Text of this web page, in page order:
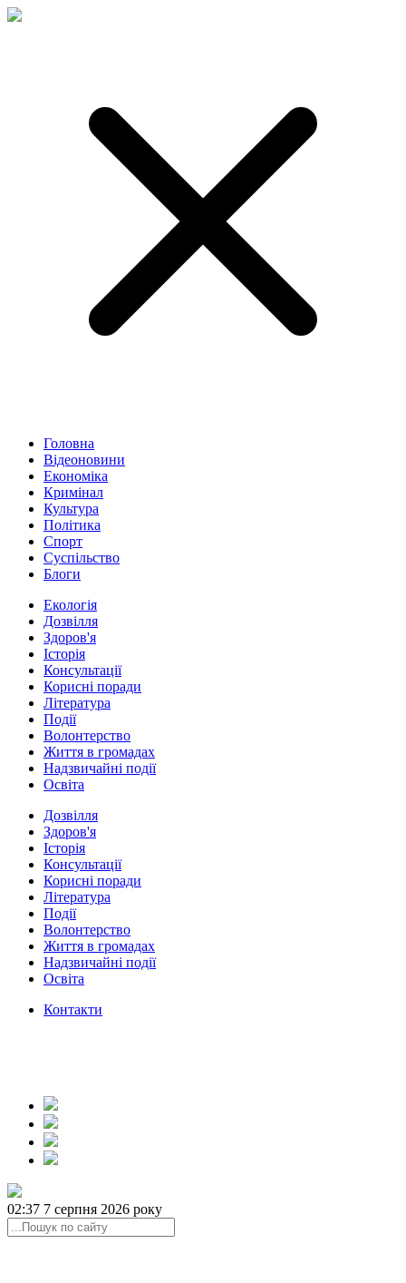
Головна
Відеоновини
Економіка
Кримінал
Культура
Політика
Спорт
Суспільство
Блоги
Екологія
Дозвілля
Здоров'я
Історія
Консультації
Корисні поради
Література
Події
Волонтерство
Життя в громадах
Надзвичайні події
Освіта
Дозвілля
Здоров'я
Історія
Консультації
Корисні поради
Література
Події
Волонтерство
Життя в громадах
Надзвичайні події
Освіта
Контакти
02:37 7 серпня 2026 року